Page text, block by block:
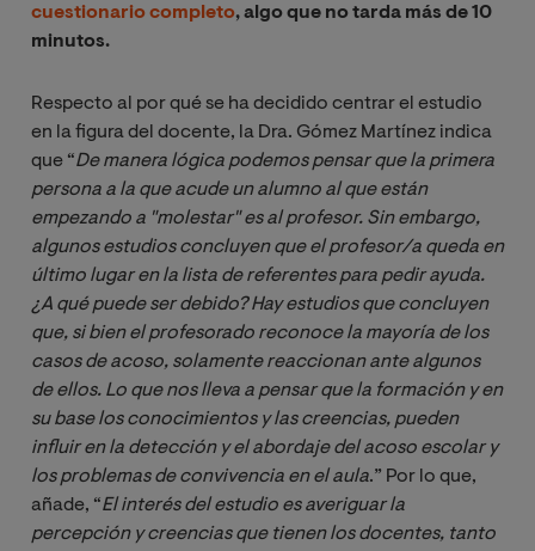
cuestionario completo, algo que no tarda más de 10
minutos.
Respecto al por qué se ha decidido centrar el estudio
en la figura del docente, la Dra. Gómez Martínez indica
que “De manera lógica podemos pensar que la primera
persona a la que acude un alumno al que están
empezando a "molestar" es al profesor. Sin embargo,
algunos estudios concluyen que el profesor/a queda en
último lugar en la lista de referentes para pedir ayuda.
¿A qué puede ser debido? Hay estudios que concluyen
que, si bien el profesorado reconoce la mayoría de los
casos de acoso, solamente reaccionan ante algunos
de ellos. Lo que nos lleva a pensar que la formación y en
su base los conocimientos y las creencias, pueden
influir en la detección y el abordaje del acoso escolar y
los problemas de convivencia en el aula.” Por lo que,
añade, “El interés del estudio es averiguar la
percepción y creencias que tienen los docentes, tanto